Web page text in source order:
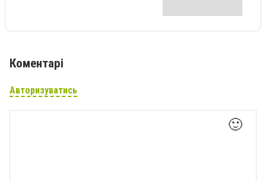
Коментарі
Авторизуватись
🙂